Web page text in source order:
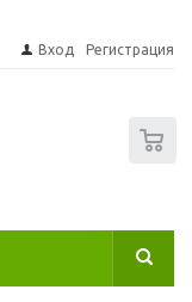
Вход Регистрация